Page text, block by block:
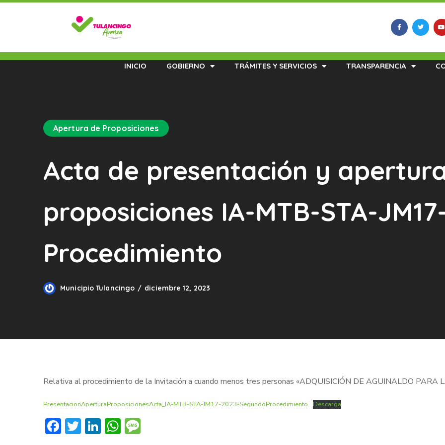
INICIO GOBIERNO TRÁMITES Y SERVICIOS TRANSPARENCIA
Apertura de Proposiciones
Acta de presentación y
proposiciones IA-MTB-STA-
Procedimiento
Municipio Tulancingo diciembre 12, 2023
Relativa al procedimiento de la Invitación a cuando menos tres personas «ADQUISICIÓN DE AGUINALDO PARA
PresentacionAperturaProposicionesActa_IA-MTB-STA-JM17-2023-SegundoProcedimiento Descarga
Facebook
Twitter
LinkedIn
WhatsApp